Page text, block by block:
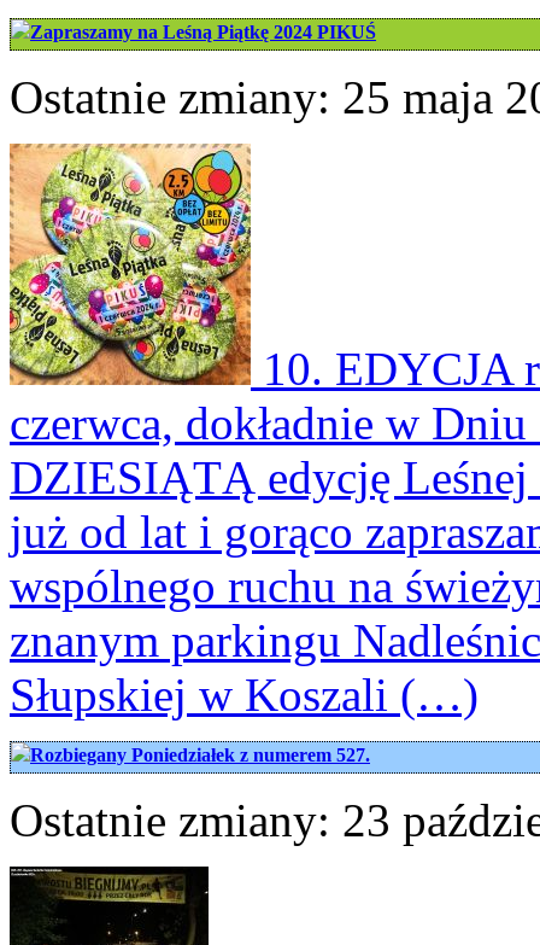
Zapraszamy na Leśną Piątkę 2024 PIKUŚ
Ostatnie zmiany: 25 maja
10. EDYCJA
czerwca, dokładnie w
DZIESIĄTĄ edycję Leśnej
już od lat i gorąco
wspólnego ruchu na
znanym parkingu
Słupskiej w Koszali (…)
Rozbiegany Poniedziałek z numerem 527.
Ostatnie zmiany: 23